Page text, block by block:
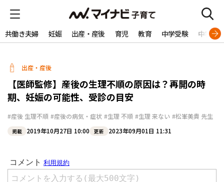
共働き夫婦 妊娠 出産・産後 育児 教育 中学受験 中学生
出産・産後
【医師監修】産後の生理不順の原因は？再開の時
期、妊娠の可能性、受診の目安
#産後 生理不順 #産後の病気・症状 #生理 不順 #生理 来ない #松峯美貴 先生
掲載 2019年10月27日 10:00 更新 2023年09月01日 11:31